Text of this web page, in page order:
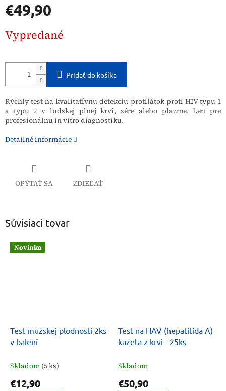
€49,90
cena:
Vypredané
Pridať do košíka
Rýchly test na kvalitatívnu detekciu protilátok proti HIV typu 1
a typu 2 v ľudskej plnej krvi, sére alebo plazme. Len pre
profesionálnu in vitro diagnostiku.
Detailné informácie
OPÝTAŤ SA ZDIEĽAŤ
Súvisiaci tovar
Novinka
Test mužskej plodnosti 2ks
v balení
Skladom (5 ks)
€12,90
Test na HAV (hepatitída A)
kazeta z krvi - 25ks
Skladom
€50,90